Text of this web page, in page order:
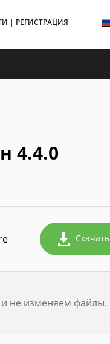
| РЕГИСТРАЦИЯ
4.4.0
Скачать
не изменяем файлы.